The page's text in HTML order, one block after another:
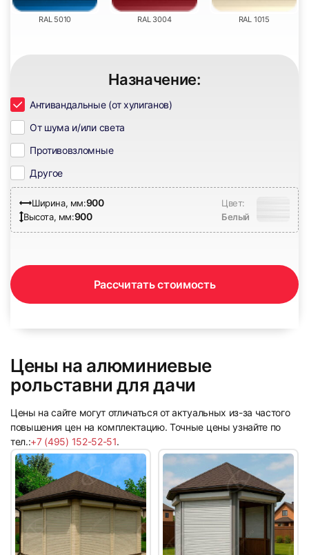
18
19
23 24
25 26
RAL 5010 RAL 3004 RAL 1015
Назначение:
Антивандальные (от хулиганов)
От шума и/или света
Противовзломные
Другое
Ширина, мм:900
Высота, мм:900
Цвет:
Белый
Рассчитать стоимость
Цены на алюминиевые
рольставни для дачи
Цены на сайте могут отличаться от актуальных из-за частого
повышения цен на комплектацию. Точные цены узнайте по
тел.:+7 (495) 152-52-51.